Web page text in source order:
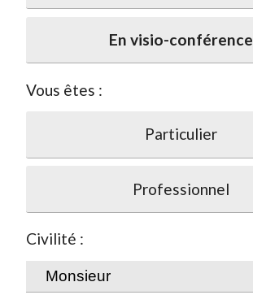
En visio-conférence
Vous êtes :
Particulier
Professionnel
Civilité :